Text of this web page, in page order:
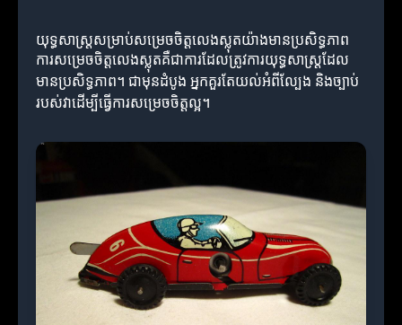
យុទ្ធសាស្ត្រសម្រាប់សម្រេចចិត្តលេងស្លុតយ៉ាងមានប្រសិទ្ធភាព
ការសម្រេចចិត្តលេងស្លុតគឺជាការដែលត្រូវការយុទ្ធសាស្ត្រដែល
មានប្រសិទ្ធភាព។ ជាមុនដំបូង អ្នកគួរតែយល់អំពីល្បែង និងច្បាប់
របស់វាដើម្បីធ្វើការសម្រេចចិត្តល្អ។